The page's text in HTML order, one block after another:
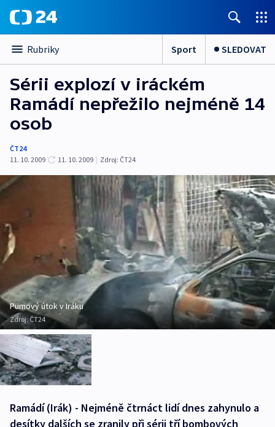
Rubriky Sport SLEDOVAT
Sérii explozí v iráckém
Ramádí nepřežilo nejméně 14
osob
ČT24
11. 10. 2009
11. 10. 2009 | Zdroj: ČT24
Pumový útok v Iráku
Zdroj:ČT24
Ramádí (Irák) - Nejméně čtrnáct lidí dnes zahynulo a
desítky dalších se zranily při sérii tří bombových